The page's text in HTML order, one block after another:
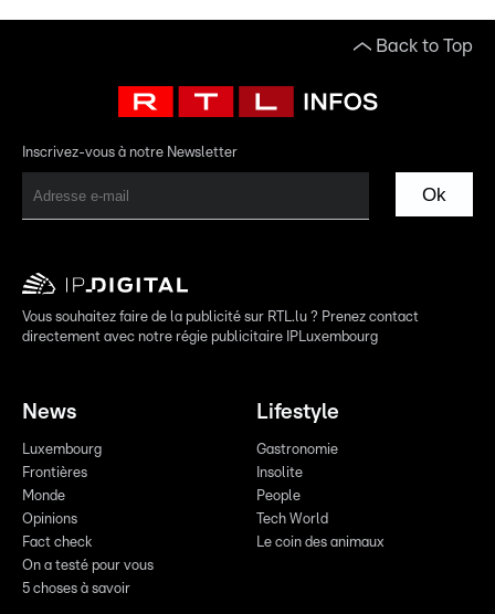
Back to Top
Inscrivez-vous à notre Newsletter
Ok
Vous souhaitez faire de la publicité sur RTL.lu ? Prenez contact
directement avec notre régie publicitaire IPLuxembourg
News
Luxembourg
Frontières
Monde
Opinions
Fact check
On a testé pour vous
5 choses à savoir
Lifestyle
Gastronomie
Insolite
People
Tech World
Le coin des animaux